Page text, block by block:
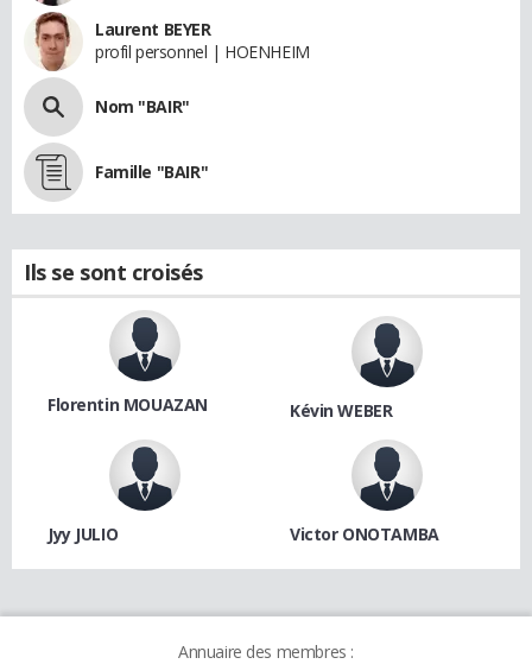
Laurent BEYER
profil personnel | HOENHEIM
Nom "BAIR"
Famille "BAIR"
Ils se sont croisés
Florentin MOUAZAN Kévin WEBER
Jyy JULIO Victor ONOTAMBA
Annuaire des membres :